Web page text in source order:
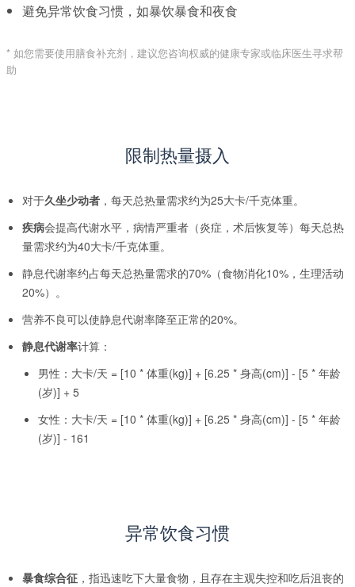
避免异常饮食习惯 ，如暴饮暴食和夜食
* 如您需要使用膳食补充剂，建议您咨询权威的健康专家或临床医生寻求帮
助
限制热量摄入
对于久坐少动者 ，每天总热量需求约为25大卡/千克体重。
疾病会提高代谢水平，病情严重者（炎症，术后恢复等）每天总热
量需求约为40大卡/千克体重。
静息代谢率约占每天总热量需求的70%（食物消化10%，生理活动
20%）。
营养不良可以使静息代谢率降至正常的20%。
静息代谢率计算：
男性：大卡/天 = [10 * 体重(kg)] + [6.25 * 身高(cm)] - [5 * 年龄
(岁)] + 5
女性：大卡/天 = [10 * 体重(kg)] + [6.25 * 身高(cm)] - [5 * 年龄
(岁)] - 161
异常饮食习惯
暴食综合征 ，指迅速吃下大量食物，且存在主观失控和吃后沮丧的